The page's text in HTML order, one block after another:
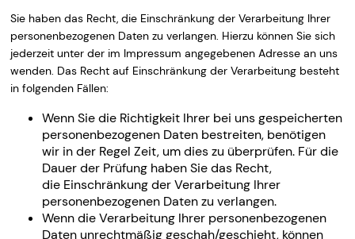
Sie haben das Recht, die Einschränkung der Verarbeitung Ihrer
personenbezogenen Daten zu verlangen. Hierzu können Sie sich
jederzeit unter der im Impressum angegebenen Adresse an uns
wenden. Das Recht auf Einschränkung der Verarbeitung besteht
in folgenden Fällen:
Wenn Sie die Richtigkeit Ihrer bei uns gespeicherten
personenbezogenen Daten bestreiten, benötigen
wir in der Regel Zeit, um dies zu überprüfen. Für die
Dauer der Prüfung haben Sie das Recht,
die Einschränkung der Verarbeitung Ihrer
personenbezogenen Daten zu verlangen.
Wenn die Verarbeitung Ihrer personenbezogenen
Daten unrechtmäßig geschah/geschieht, können